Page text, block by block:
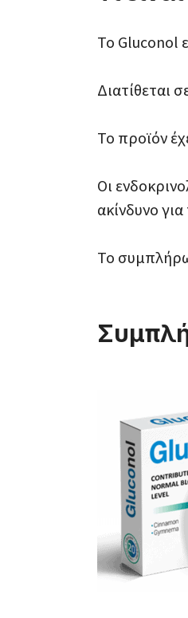
Το Gluconol
Διατίθεται
Το προϊόν
Οι
ακίνδυνο για
Το